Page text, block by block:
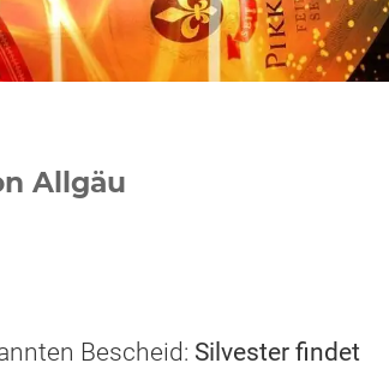
Allgäu
Bescheid: Silvester findet